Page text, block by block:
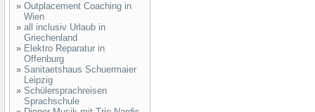
» Outplacement Coaching in
Wien
» all inclusiv Urlaub in
Griechenland
» Elektro Reparatur in
Offenburg
» Sanitaetshaus Schuermaier
Leipzig
» Schülersprachreisen
Sprachschule